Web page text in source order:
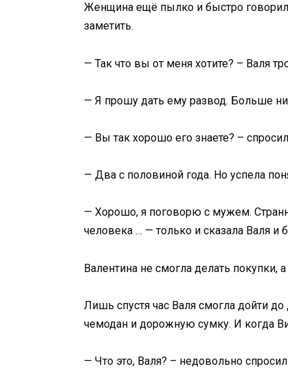
Женщина ещё пылко и быстро
заметить.
— Так что вы от меня хотите? – Валя
— Я прошу дать ему развод. Больше
— Вы так хорошо его знаете? –
— Два с половиной года. Но успела
— Хорошо, я поговорю с мужем.
человека … — только и сказала Валя и
Валентина не смогла делать покупки,
Лишь спустя час Валя смогла дойти
чемодан и дорожную сумку. И когда
— Что это, Валя? – недовольно